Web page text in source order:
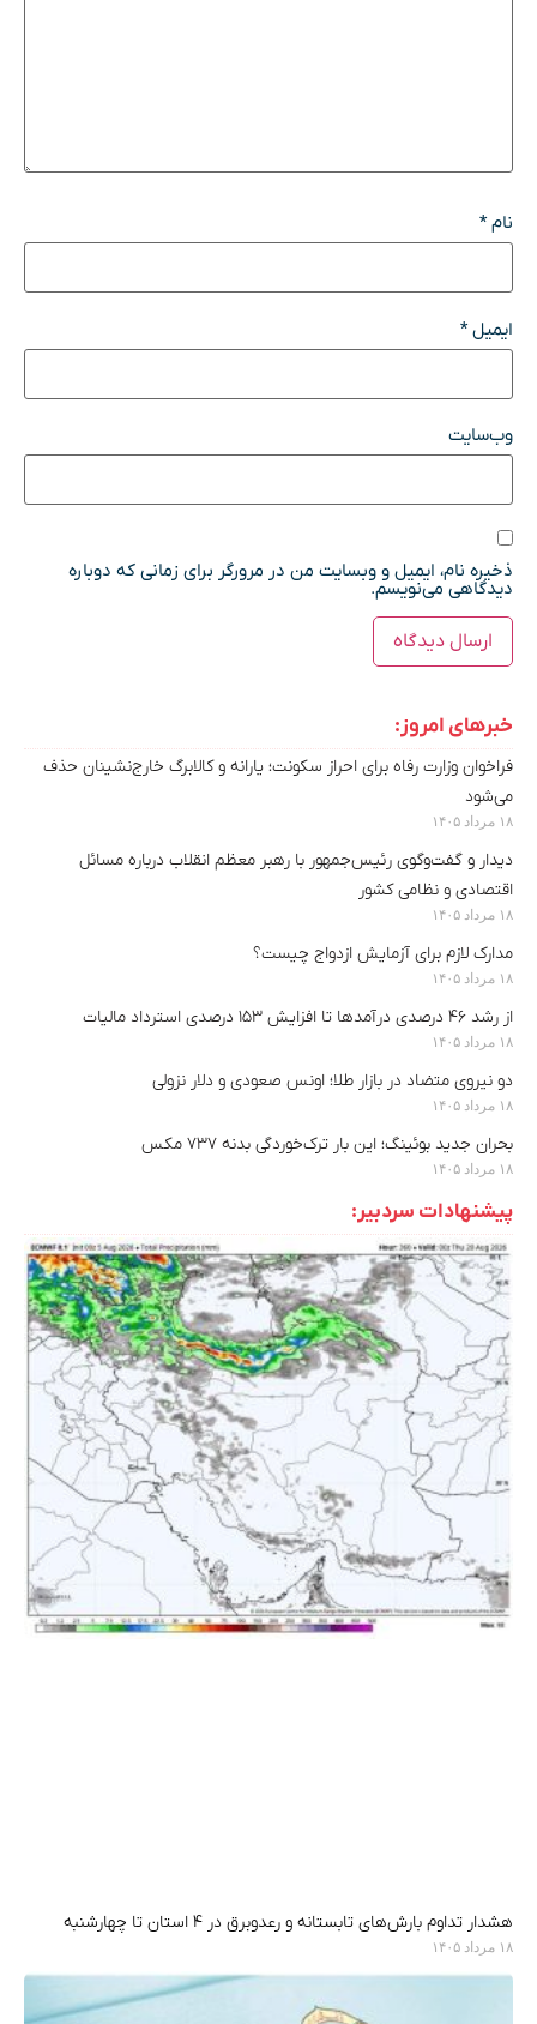
نام*
ایمیل*
وب‌سایت
ذخیره نام، ایمیل و وبسایت من در مرورگر برای زمانی که دوباره
دیدگاهی می‌نویسم.
خبرهای امروز:
فراخوان وزارت رفاه برای احراز سکونت؛ یارانه و کالابرگ خارج‌نشینان حذف
می‌شود
۱۸ مرداد ۱۴۰۵
دیدار و گفت‌وگوی رئیس‌جمهور با رهبر معظم انقلاب درباره مسائل
اقتصادی و نظامی کشور
۱۸ مرداد ۱۴۰۵
مدارک لازم برای آزمایش ازدواج چیست؟
۱۸ مرداد ۱۴۰۵
از رشد ۴۶ درصدی درآمدها تا افزایش ۱۵۳ درصدی استرداد مالیات
۱۸ مرداد ۱۴۰۵
دو نیروی متضاد در بازار طلا؛ اونس صعودی و دلار نزولی
۱۸ مرداد ۱۴۰۵
بحران جدید بوئینگ؛ این بار ترک‌خوردگی بدنه ۷۳۷ مکس
۱۸ مرداد ۱۴۰۵
پیشنهادات سردبیر:
هشدار تداوم بارش‌های تابستانه و رعدوبرق در ۴ استان تا چهارشنبه
۱۸ مرداد ۱۴۰۵